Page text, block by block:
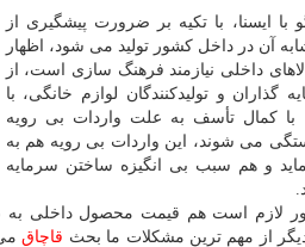
ایسنا، با تکیه بر ضرورت پیشگیری از
آن در داخل کشور تولید می شود، اظهار
داخلی نیازمند فرهنگ سازی است، از
و تولیدکنندگان لوازم خانگی، با
با کمال تأسف به علت واردات بی رویه
می شوند، این واردات بی رویه هم به
و هم سبب بی انگیزه ساختن سرمایه
لازم است هم قیمت محصول داخلی به
از مهم ترین مشکلات ما بحث قاچاق